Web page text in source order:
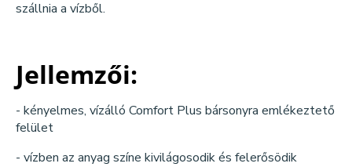
szállnia a vízből.
Jellemzői:
- kényelmes, vízálló Comfort Plus bársonyra emlékeztető
felület
- vízben az anyag színe kivilágosodik és felerősödik